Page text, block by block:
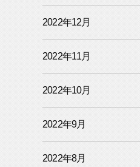
2022年12月
2022年11月
2022年10月
2022年9月
2022年8月